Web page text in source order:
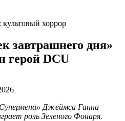
культовый хоррор
завтрашнего дня»
герой DCU
Джеймса Ганна
роль Зеленого Фонаря.